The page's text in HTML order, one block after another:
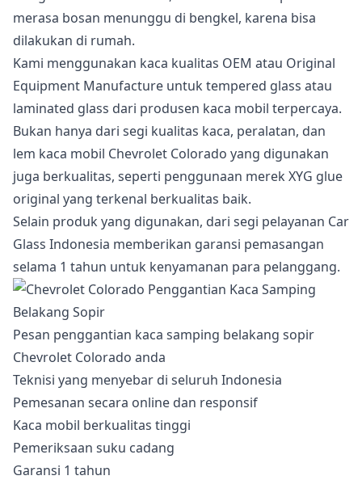
merasa bosan menunggu di bengkel, karena bisa
dilakukan di rumah.
Kami menggunakan kaca kualitas OEM atau Original
Equipment Manufacture untuk tempered glass atau
laminated glass dari produsen kaca mobil terpercaya.
Bukan hanya dari segi kualitas kaca, peralatan, dan
lem kaca mobil Chevrolet Colorado yang digunakan
juga berkualitas, seperti penggunaan merek XYG glue
original yang terkenal berkualitas baik.
Selain produk yang digunakan, dari segi pelayanan Car
Glass Indonesia memberikan garansi pemasangan
selama 1 tahun untuk kenyamanan para pelanggang.
Pesan penggantian kaca samping belakang sopir
Chevrolet Colorado anda
Teknisi yang menyebar di seluruh Indonesia
Pemesanan secara online dan responsif
Kaca mobil berkualitas tinggi
Pemeriksaan suku cadang
Garansi 1 tahun